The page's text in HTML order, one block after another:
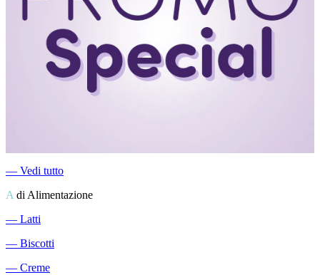
― Vedi tutto
A di Alimentazione
― Latti
― Biscotti
― Creme